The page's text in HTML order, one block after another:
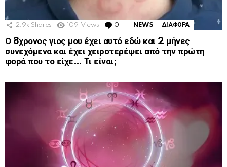
2.9k Shares 109 Views 0 Comments
NEWS ΔΙΑΦΟΡΑ
Ο 8χρονος γιος μου έχει αυτό εδώ και 2 μήνες
συνεχόμενα και έχει χειροτερέψει από την πρώτη
φορά που το είχε… Τι είναι;